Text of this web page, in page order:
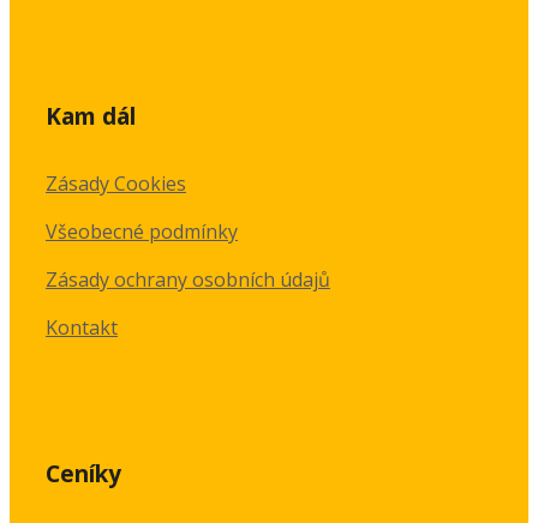
Kam dál
Zásady Cookies
Všeobecné podmínky
Zásady ochrany osobních údajů
Kontakt
Ceníky